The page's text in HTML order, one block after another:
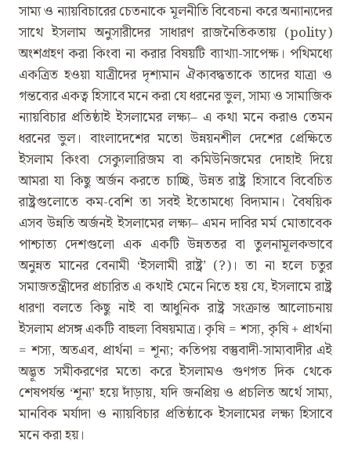
সাম্য ও ন্যায়বিচারের চেতনাকে মূলনীতি বিবেচনা করে অন্যান্যদের
সাথে ইসলাম অনুসারীদের সাধারণ রাজনৈতিকতায় (polity)
অংশগ্রহণ করা কিংবা না করার বিষয়টি ব্যাখ্যা-সাপেক্ষ। পথিমধ্যে
একত্রিত হওয়া যাত্রীদের দৃশ্যমান ঐক্যবদ্ধতাকে তাদের যাত্রা ও
গন্তব্যের একত্ব হিসাবে মনে করা যে ধরনের ভুল, সাম্য ও সামাজিক
ন্যায়বিচার প্রতিষ্ঠাই ইসলামের লক্ষ্য– এ কথা মনে করাও তেমন
ধরনের ভুল। বাংলাদেশের মতো উন্নয়নশীল দেশের প্রেক্ষিতে
ইসলাম কিংবা সেক্যুলারিজম বা কমিউনিজমের দোহাই দিয়ে
আমরা যা কিছু অর্জন করতে চাচ্ছি, উন্নত রাষ্ট্র হিসাবে বিবেচিত
রাষ্ট্রগুলোতে কম-বেশি তা সবই ইতোমধ্যে বিদ্যমান। বৈষয়িক
এসব উন্নতি অর্জনই ইসলামের লক্ষ্য– এমন দাবির মর্ম মোতাবেক
পাশ্চাত্য দেশগুলো এক একটি উন্নততর বা তুলনামূলকভাবে
অনুন্নত মানের বেনামী ‘ইসলামী রাষ্ট্র’ (?)। তা না হলে চতুর
সমাজতন্ত্রীদের প্রচারিত এ কথাই মেনে নিতে হয় যে, ইসলামে রাষ্ট্র
ধারণা বলতে কিছু নাই বা আধুনিক রাষ্ট্র সংক্রান্ত আলোচনায়
ইসলাম প্রসঙ্গ একটি বাহুল্য বিষয়মাত্র। কৃষি = শস্য, কৃষি + প্রার্থনা
= শস্য, অতএব, প্রার্থনা = শূন্য; কতিপয় বস্তুবাদী-সাম্যবাদীর এই
অদ্ভূত সমীকরণের মতো করে ইসলামও গুণগত দিক থেকে
শেষপর্যন্ত ‘শূন্য’ হয়ে দাঁড়ায়, যদি জনপ্রিয় ও প্রচলিত অর্থে সাম্য,
মানবিক মর্যাদা ও ন্যায়বিচার প্রতিষ্ঠাকে ইসলামের লক্ষ্য হিসাবে
মনে করা হয়।